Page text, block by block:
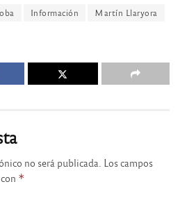
Información Martín Llaryora
no será publicada. Los campos
*